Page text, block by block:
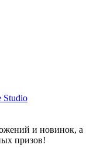
Studio
и новинок, а
призов!